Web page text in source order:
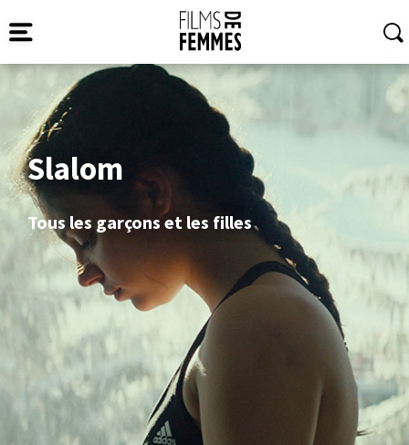
Slalom
Tous les garçons et les filles